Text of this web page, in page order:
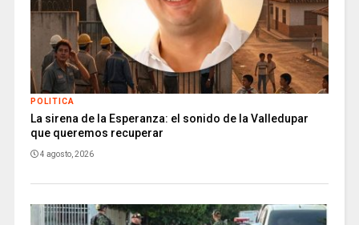
POLITICA
La sirena de la Esperanza: el sonido de la Valledupar
que queremos recuperar
4 agosto, 2026